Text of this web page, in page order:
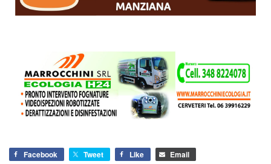
Facebook Tweet Like Email